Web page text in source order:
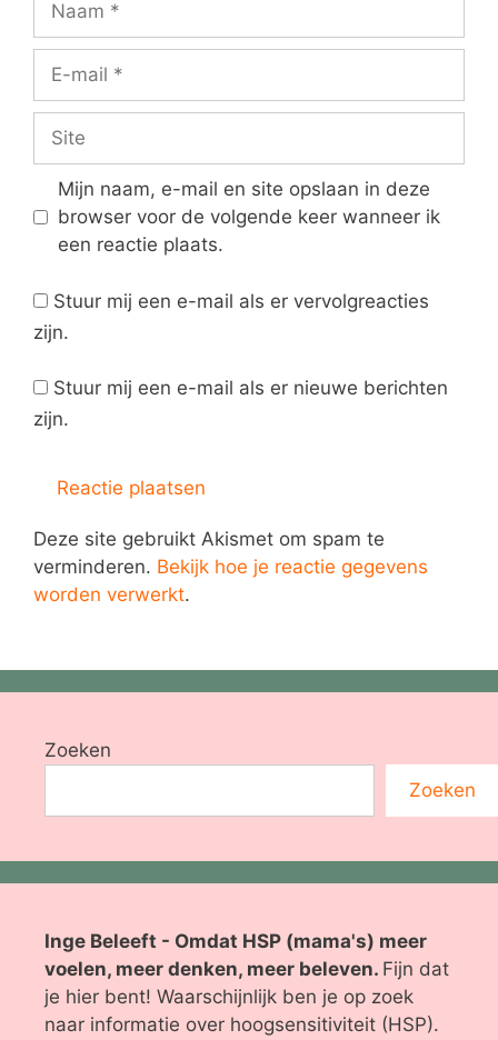
Site
Mijn naam, e-mail en site opslaan in deze
browser voor de volgende keer wanneer ik
een reactie plaats.
Stuur mij een e-mail als er vervolgreacties
zijn.
Stuur mij een e-mail als er nieuwe berichten
zijn.
Deze site gebruikt Akismet om spam te
verminderen. Bekijk hoe je reactie gegevens
worden verwerkt.
Zoeken
Zoeken
Inge Beleeft - Omdat HSP (mama's) meer
voelen, meer denken, meer beleven. Fijn dat
je hier bent! Waarschijnlijk ben je op zoek
naar informatie over hoogsensitiviteit (HSP).